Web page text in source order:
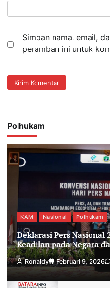
Simpan nama, email,
peramban ini untuk
Polhukam
KAM Nasional Polhukam
Deklarasi Pers Nasional
Keadilan pada Negara
Ronaldy Februari 9, 2026